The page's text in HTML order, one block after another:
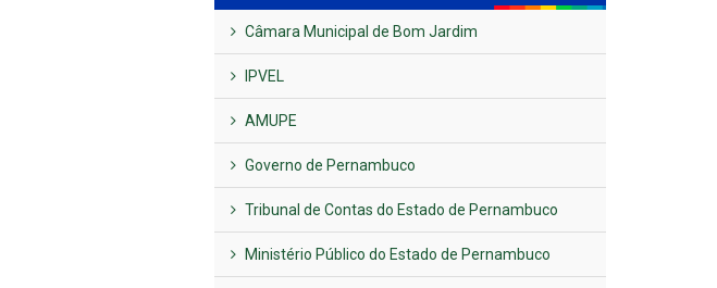
Câmara Municipal de Bom Jardim
IPVEL
AMUPE
Governo de Pernambuco
Tribunal de Contas do Estado de Pernambuco
Ministério Público do Estado de Pernambuco